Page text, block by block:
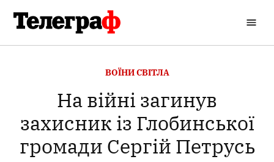
вмісту
Телеграф
ОПУБЛІКОВАНО
ВОЇНИ СВІТЛА
На війні загинув
захисник із Глобинської
громади Сергій Петрусь